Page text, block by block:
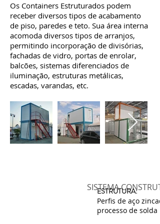
Os Containers Estruturados podem
receber diversos tipos de acabamento
de piso, paredes e teto. Sua área interna
acomoda diversos tipos de arranjos,
permitindo incorporação de divisórias,
fachadas de vidro, portas de enrolar,
balcões, sistemas diferenciados de
iluminação, estruturas metálicas,
escadas, varandas, etc.
SISTEMA
ESTRUTURA:
Perfis de aço
processo de solda